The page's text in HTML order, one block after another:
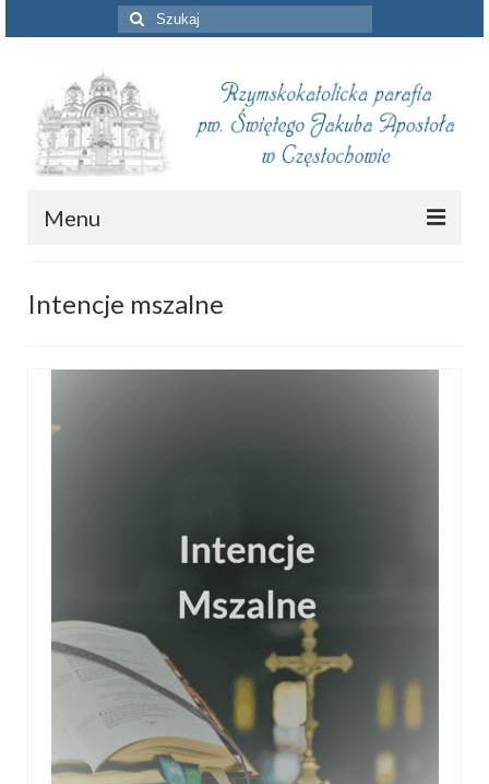
Szuklaj
w:
Menu
Intencje mszalne
Informacje duszpasterskie
Duszpasterze
Nasz patron
Kościół Rektoracki
Vademecum
Wspólnoty parafialne
Intencje mszalne